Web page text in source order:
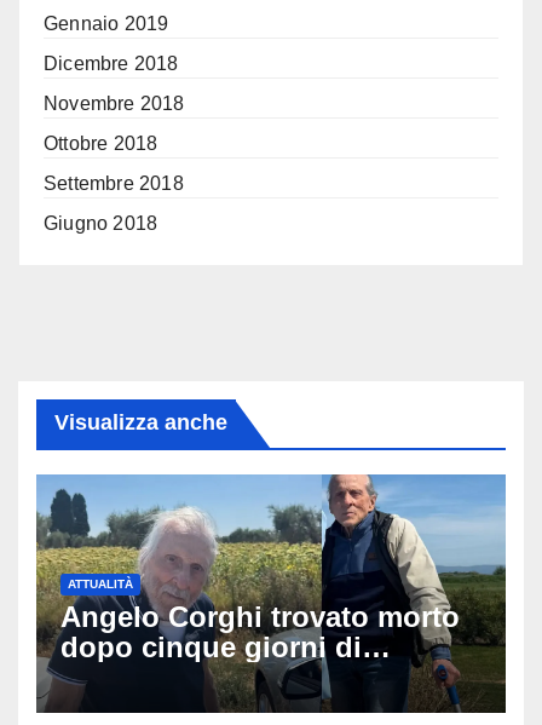
Gennaio 2019
Dicembre 2018
Novembre 2018
Ottobre 2018
Settembre 2018
Giugno 2018
Visualizza anche
ATTUALITÀ
Angelo Corghi trovato morto
dopo cinque giorni di
ricerche: il giallo dell’80enne
scomparso dopo essere